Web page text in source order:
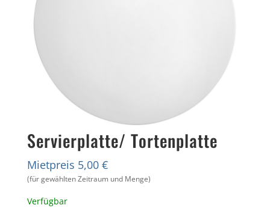
Servierplatte/ Tortenplatte
Mietpreis 5,00 €
(für gewählten Zeitraum und Menge)
Verfügbar